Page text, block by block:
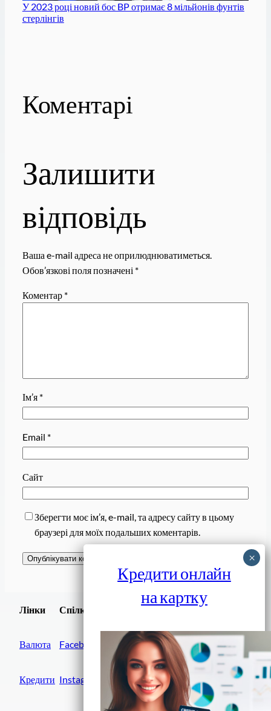
У 2023 році новий бос BP отримає 8 мільйонів фунтів
стерлінгів
Коментарі
Залишити
відповідь
Ваша e-mail адреса не оприлюднюватиметься.
Обов’язкові поля позначені *
Коментар *
Ім’я *
Email *
Сайт
Зберегти моє ім’я, e-mail, та адресу сайту в цьому
браузері для моїх подальших коментарів.
Лінки
Валюта
Кредити
Спілки
Facebook
Instagram
Завантажити
Кредити онлайн
на картку